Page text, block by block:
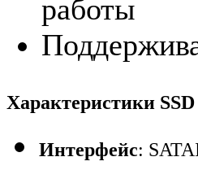
работы
Характеристики SSD
Интерфейс: